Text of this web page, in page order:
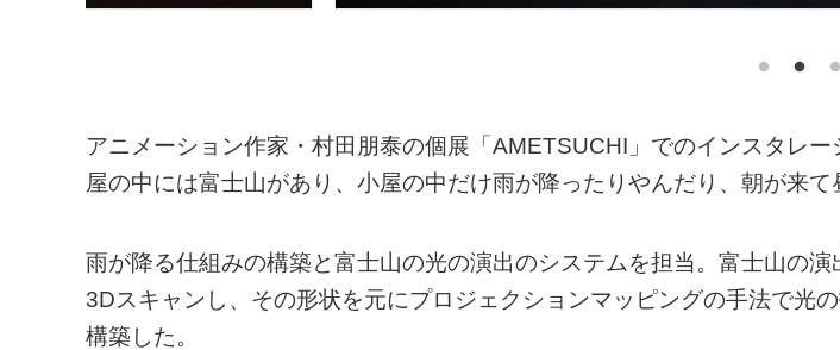
アニメーション作家・村田朋泰の個展「AMETSUCHI」でのインスタレ
屋の中には富士山があり、小屋の中だけ雨が降ったりやんだり、朝が来て
雨が降る仕組みの構築と富士山の光の演出のシステムを担当。富士山の演
3Dスキャンし、その形状を元にプロジェクションマッピングの手法で光
構築した。